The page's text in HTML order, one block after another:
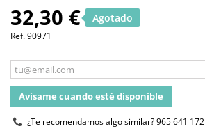
32,30 € Agotado
Ref.90971
Avísame cuando esté disponible
¿Te recomendamos algo similar?965 641 172